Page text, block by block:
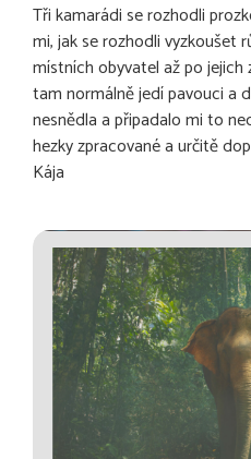
Tři kamarádi se rozhodli
mi, jak se rozhodli vyzkoušet
místních obyvatel až po jejich
tam normálně jedí pavouci a
nesnědla a připadalo mi to
hezky zpracované a určitě
Kája